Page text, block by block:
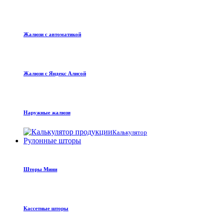
Жалюзи с автоматикой
Жалюзи с Яндекс Алисой
Наружные жалюзи
Калькулятор
Рулонные шторы
Шторы Мини
Кассетные шторы